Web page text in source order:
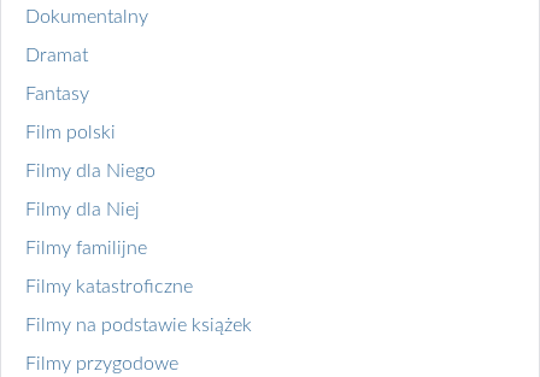
Dokumentalny
Dramat
Fantasy
Film polski
Filmy dla Niego
Filmy dla Niej
Filmy familijne
Filmy katastroficzne
Filmy na podstawie książek
Filmy przygodowe